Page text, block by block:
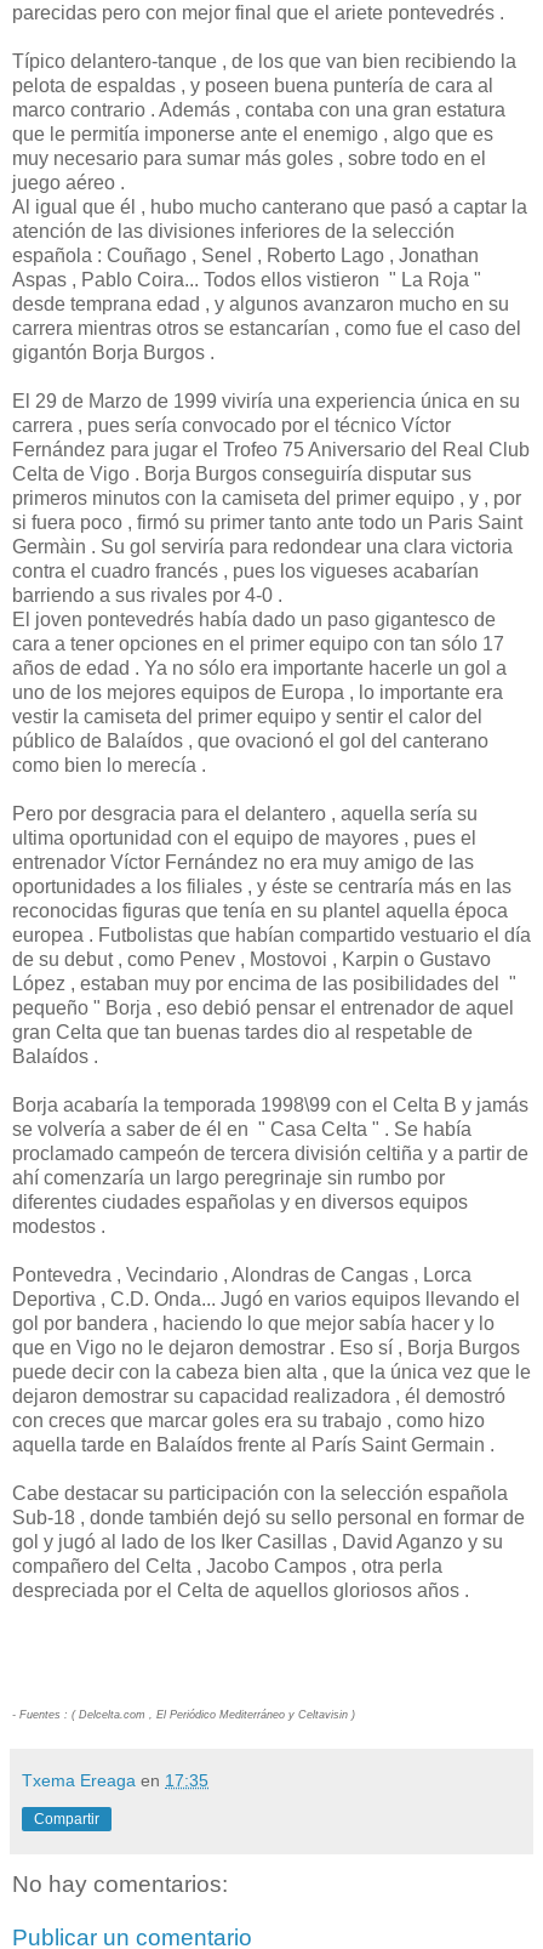
parecidas pero con mejor final que el ariete pontevedrés .
Típico delantero-tanque , de los que van bien recibiendo la
pelota de espaldas , y poseen buena puntería de cara al
marco contrario . Además , contaba con una gran estatura
que le permitía imponerse ante el enemigo , algo que es
muy necesario para sumar más goles , sobre todo en el
juego aéreo .
Al igual que él , hubo mucho canterano que pasó a captar la
atención de las divisiones inferiores de la selección
española : Couñago , Senel , Roberto Lago , Jonathan
Aspas , Pablo Coira... Todos ellos vistieron " La Roja "
desde temprana edad , y algunos avanzaron mucho en su
carrera mientras otros se estancarían , como fue el caso del
gigantón Borja Burgos .
El 29 de Marzo de 1999 viviría una experiencia única en su
carrera , pues sería convocado por el técnico Víctor
Fernández para jugar el Trofeo 75 Aniversario del Real Club
Celta de Vigo . Borja Burgos conseguiría disputar sus
primeros minutos con la camiseta del primer equipo , y , por
si fuera poco , firmó su primer tanto ante todo un Paris Saint
Germàin . Su gol serviría para redondear una clara victoria
contra el cuadro francés , pues los vigueses acabarían
barriendo a sus rivales por 4-0 .
El joven pontevedrés había dado un paso gigantesco de
cara a tener opciones en el primer equipo con tan sólo 17
años de edad . Ya no sólo era importante hacerle un gol a
uno de los mejores equipos de Europa , lo importante era
vestir la camiseta del primer equipo y sentir el calor del
público de Balaídos , que ovacionó el gol del canterano
como bien lo merecía .
Pero por desgracia para el delantero , aquella sería su
ultima oportunidad con el equipo de mayores , pues el
entrenador Víctor Fernández no era muy amigo de las
oportunidades a los filiales , y éste se centraría más en las
reconocidas figuras que tenía en su plantel aquella época
europea . Futbolistas que habían compartido vestuario el día
de su debut , como Penev , Mostovoi , Karpin o Gustavo
López , estaban muy por encima de las posibilidades del "
pequeño " Borja , eso debió pensar el entrenador de aquel
gran Celta que tan buenas tardes dio al respetable de
Balaídos .
Borja acabaría la temporada 1998\99 con el Celta B y jamás
se volvería a saber de él en " Casa Celta " . Se había
proclamado campeón de tercera división celtiña y a partir de
ahí comenzaría un largo peregrinaje sin rumbo por
diferentes ciudades españolas y en diversos equipos
modestos .
Pontevedra , Vecindario , Alondras de Cangas , Lorca
Deportiva , C.D. Onda... Jugó en varios equipos llevando el
gol por bandera , haciendo lo que mejor sabía hacer y lo
que en Vigo no le dejaron demostrar . Eso sí , Borja Burgos
puede decir con la cabeza bien alta , que la única vez que le
dejaron demostrar su capacidad realizadora , él demostró
con creces que marcar goles era su trabajo , como hizo
aquella tarde en Balaídos frente al París Saint Germain .
Cabe destacar su participación con la selección española
Sub-18 , donde también dejó su sello personal en formar de
gol y jugó al lado de los Iker Casillas , David Aganzo y su
compañero del Celta , Jacobo Campos , otra perla
despreciada por el Celta de aquellos gloriosos años .
- Fuentes : ( Delcelta.com , El Periódico Mediterráneo y Celtavisin )
Txema Ereaga en 17:35
Compartir
No hay comentarios:
Publicar un comentario